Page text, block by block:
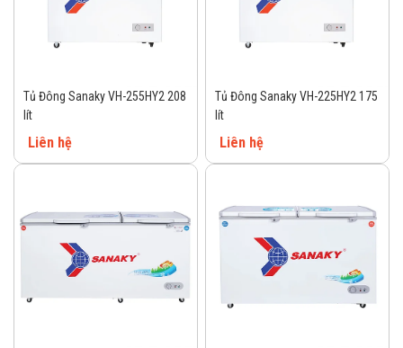
Tủ Đông Sanaky VH-255HY2 208
lít
Liên hệ
Tủ Đông Sanaky VH-225HY2 175
lít
Liên hệ